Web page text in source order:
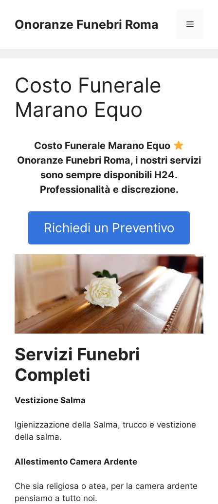
contenuto
Onoranze Funebri Roma Menu
Costo Funerale
Marano Equo
Costo Funerale Marano Equo
Onoranze Funebri Roma, i nostri servizi
sono sempre disponibili H24.
Professionalità e discrezione.
Richiedi un Preventivo
Servizi Funebri
Completi
Vestizione Salma
Igienizzazione della Salma, trucco e vestizione
della salma.
Allestimento Camera Ardente
Che sia religiosa o atea, per la camera ardente
pensiamo a tutto noi.